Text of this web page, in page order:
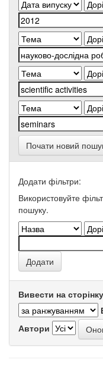
Почати новий
Додати фільтри:
Використовуйте
пошуку.
Вивести на сторінку
Автори